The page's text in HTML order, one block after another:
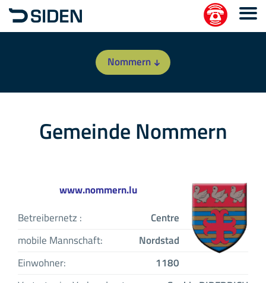
Nommern
Gemeinde Nommern
www.nommern.lu
Betreibernetz :
Centre
mobile Mannschaft:
Nordstad
Einwohner:
1180